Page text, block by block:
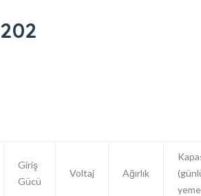
Giriş
Gücü
Voltaj Ağırlık